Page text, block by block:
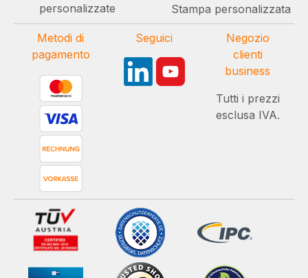
personalizzate
Stampa personalizzata
Metodi di
pagamento
Seguici
Negozio
clienti
business
Tutti i prezzi
esclusa IVA.